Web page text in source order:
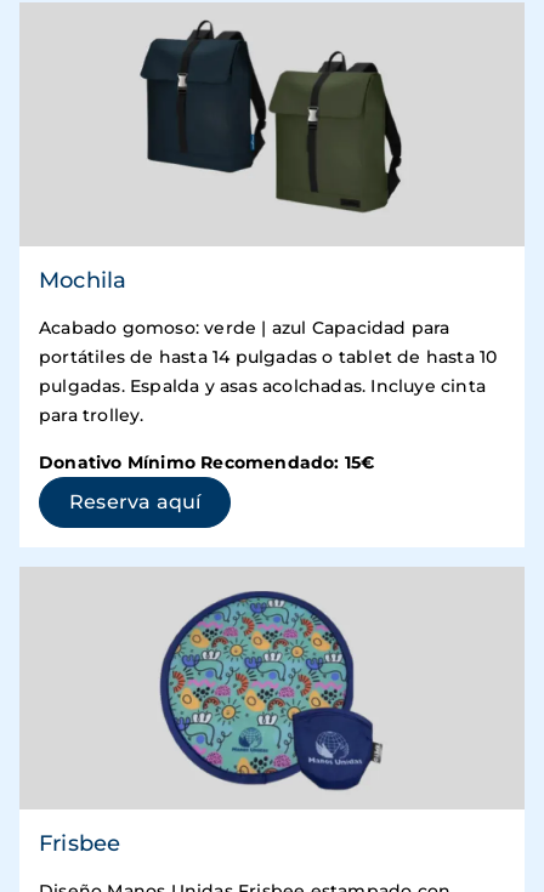
Mochila
Acabado gomoso: verde | azul Capacidad para
portátiles de hasta 14 pulgadas o tablet de hasta 10
pulgadas. Espalda y asas acolchadas. Incluye cinta
para trolley.
Donativo Mínimo Recomendado: 15€
Reserva aquí(se abre en una ventana nueva)
Frisbee